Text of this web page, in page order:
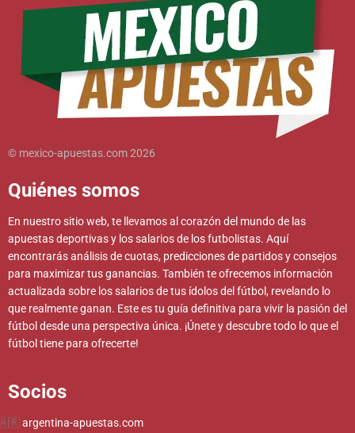
© mexico-apuestas.com 2026
Quiénes somos
En nuestro sitio web, te llevamos al corazón del mundo de las
apuestas deportivas y los salarios de los futbolistas. Aquí
encontrarás análisis de cuotas, predicciones de partidos y consejos
para maximizar tus ganancias. También te ofrecemos información
actualizada sobre los salarios de tus ídolos del fútbol, revelando lo
que realmente ganan. Este es tu guía definitiva para vivir la pasión del
fútbol desde una perspectiva única. ¡Únete y descubre todo lo que el
fútbol tiene para ofrecerte!
Socios
argentina-apuestas.com